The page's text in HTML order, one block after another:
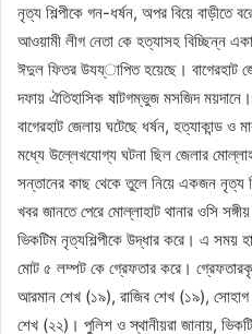
নৃত্য শিল্পীকে গন-ধর্ষন, অপর বিয়ে বাড়ীতে
আওয়ামী লীগ নেতা কে হত্যাসহ বিচ্ছিন্ন
ঈদুল ফিতর উযয্াপিত হয়েছে। বাগেরহাট
দফায় ঐতিহাসিক ষাটগম্ভুজ মসজিদ
বাগেরহাট জেলায় ঘটেছে ধর্ষন, হত্যাকান্ড ও
মধ্যে উল্লেখযোগ্য ঘটনা ছিল জেলার
সন্তানের কাছ থেকে তুলে নিয়ে একজন নৃত্য
খবর জানতে পেরে মোল্লাহাট থানার ওসি
ভিকটিম নৃত্যশিল্পীকে উদ্ধার করে। এ
মোট ৫ লম্পট কে গ্রেফতার করে।
আরমান শেখ (১৯), রাজিব শেখ (১৯),
শেখ (২২)। পুলিশ ও স্থানীয়রা জানায়,